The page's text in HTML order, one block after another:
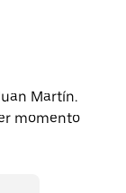
Martín.
momento